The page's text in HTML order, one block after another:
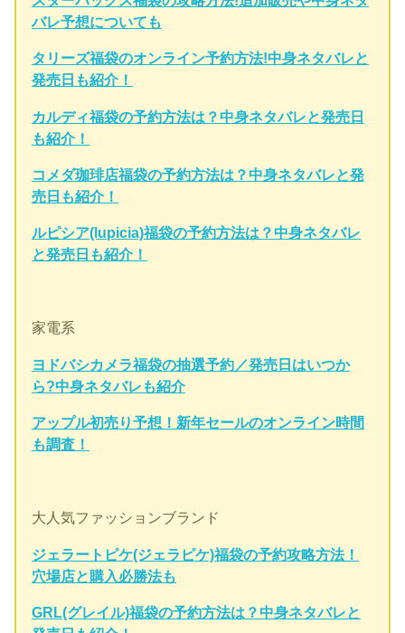
バレ予想についても
タリーズ福袋のオンライン予約方法!中身ネタバレと
発売日も紹介！
カルディ福袋の予約方法は？中身ネタバレと発売日
も紹介！
コメダ珈琲店福袋の予約方法は？中身ネタバレと発
売日も紹介！
ルピシア(lupicia)福袋の予約方法は？中身ネタバレ
と発売日も紹介！
家電系
ヨドバシカメラ福袋の抽選予約／発売日はいつか
ら?中身ネタバレも紹介
アップル初売り予想！新年セールのオンライン時間
も調査！
大人気ファッションブランド
ジェラートピケ(ジェラピケ)福袋の予約攻略方法！
穴場店と購入必勝法も
GRL(グレイル)福袋の予約方法は？中身ネタバレと